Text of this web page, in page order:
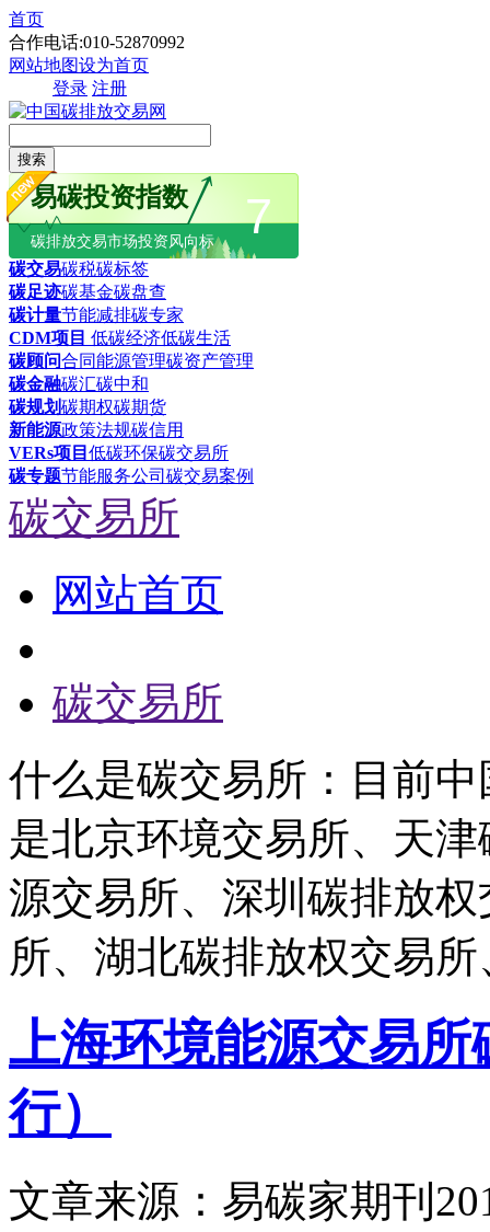
首页
合作电话:010-52870992
网站地图设为首页
登录 注册
搜索
7
易碳投资指数
碳排放交易市场投资风向标
碳交易碳税碳标签
碳足迹碳基金碳盘查
碳计量节能减排碳专家
CDM项目 低碳经济低碳生活
碳顾问合同能源管理碳资产管理
碳金融碳汇碳中和
碳规划碳期权碳期货
新能源政策法规碳信用
VERs项目 低碳环保碳交易所
碳专题节能服务公司 碳交易案例
碳交易所
网站首页
碳交易所
什么是碳交易所：目前
是北京环境交易所、天
源交易所、深圳碳排放
所、湖北碳排放权交易
上海环境能源交易
行）
文章来源：易碳家期刊